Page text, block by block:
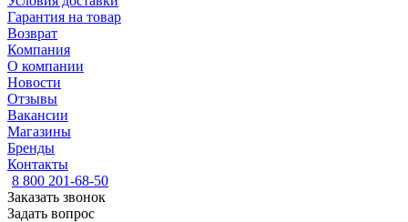
Гарантия на товар
Возврат
Компания
О компании
Новости
Отзывы
Вакансии
Магазины
Бренды
Контакты
8 800 201-68-50
Заказать звонок
Задать вопрос